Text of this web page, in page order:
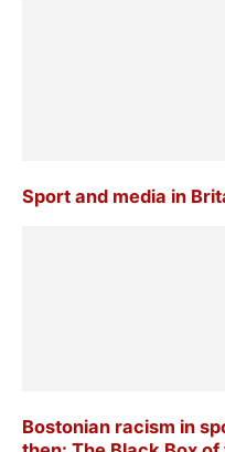
Sport and media in
Bostonian racism in